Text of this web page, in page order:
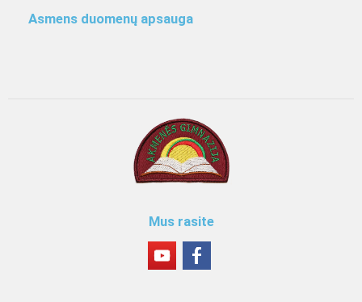
Asmens duomenų apsauga
Mus rasite